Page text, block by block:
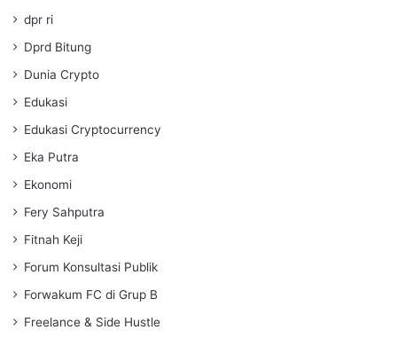
dpr ri
Dprd Bitung
Dunia Crypto
Edukasi
Edukasi Cryptocurrency
Eka Putra
Ekonomi
Fery Sahputra
Fitnah Keji
Forum Konsultasi Publik
Forwakum FC di Grup B
Freelance & Side Hustle